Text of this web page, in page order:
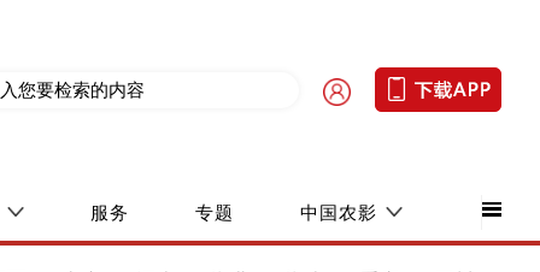
服务 专题 中国农影